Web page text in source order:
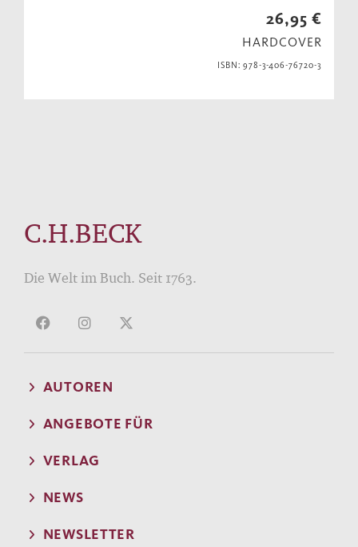
26,95 €
HARDCOVER
ISBN: 978-3-406-76720-3
C.H.BECK
Die Welt im Buch. Seit 1763.
AUTOREN
ANGEBOTE FÜR
VERLAG
NEWS
NEWSLETTER